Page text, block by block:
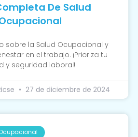
De Salud
sobre la Salud Ocupacional y
en el trabajo. ¡Prioriza tu
y seguridad laboral!
27 de diciembre de 2024